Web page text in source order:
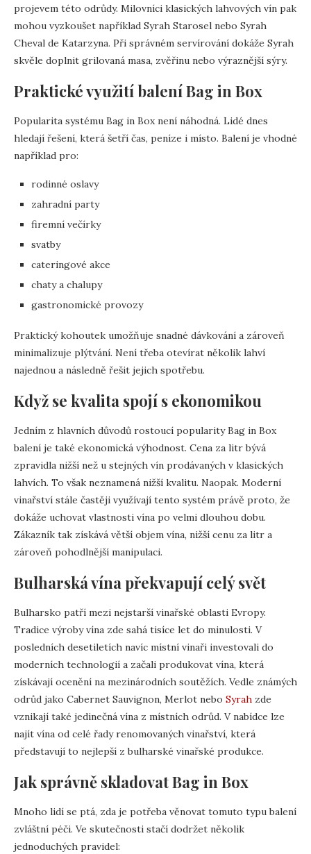
projevem této odrůdy. Milovníci klasických lahvových vín pak
mohou vyzkoušet například Syrah Starosel nebo Syrah
Cheval de Katarzyna. Při správném servírování dokáže Syrah
skvěle doplnit grilovaná masa, zvěřinu nebo výraznější sýry.
Praktické využití balení Bag in Box
Popularita systému Bag in Box není náhodná. Lidé dnes
hledají řešení, která šetří čas, peníze i místo. Balení je vhodné
například pro:
rodinné oslavy
zahradní party
firemní večírky
svatby
cateringové akce
chaty a chalupy
gastronomické provozy
Praktický kohoutek umožňuje snadné dávkování a zároveň
minimalizuje plýtvání. Není třeba otevírat několik lahví
najednou a následně řešit jejich spotřebu.
Když se kvalita spojí s ekonomikou
Jedním z hlavních důvodů rostoucí popularity Bag in Box
balení je také ekonomická výhodnost. Cena za litr bývá
zpravidla nižší než u stejných vín prodávaných v klasických
lahvích. To však neznamená nižší kvalitu. Naopak. Moderní
vinařství stále častěji využívají tento systém právě proto, že
dokáže uchovat vlastnosti vína po velmi dlouhou dobu.
Zákazník tak získává větší objem vína, nižší cenu za litr a
zároveň pohodlnější manipulaci.
Bulharská vína překvapují celý svět
Bulharsko patří mezi nejstarší vinařské oblasti Evropy.
Tradice výroby vína zde sahá tisíce let do minulosti. V
posledních desetiletích navíc místní vinaři investovali do
moderních technologií a začali produkovat vína, která
získávají ocenění na mezinárodních soutěžích. Vedle známých
odrůd jako Cabernet Sauvignon, Merlot nebo Syrah zde
vznikají také jedinečná vína z místních odrůd. V nabídce lze
najít vína od celé řady renomovaných vinařství, která
představují to nejlepší z bulharské vinařské produkce.
Jak správně skladovat Bag in Box
Mnoho lidí se ptá, zda je potřeba věnovat tomuto typu balení
zvláštní péči. Ve skutečnosti stačí dodržet několik
jednoduchých pravidel: